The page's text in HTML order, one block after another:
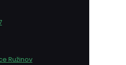
Ružinov